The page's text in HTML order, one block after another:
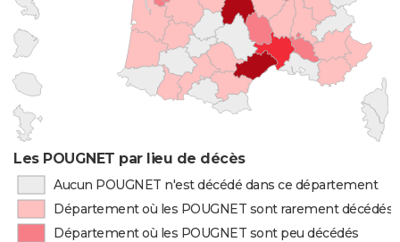
Les POUGNET par lieu de décès
Aucun POUGNET n'est décédé dans ce département
Département où les POUGNET sont rarement décédés
Département où les POUGNET sont peu décédés